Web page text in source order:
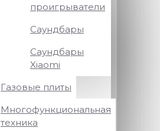
проигрыватели
Саундбары
Саундбары
Xiaomi
Газовые плиты
Многофункциональная
техника